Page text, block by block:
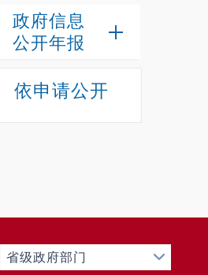
政府信息
公开年报
依申请公开
省级政府部门